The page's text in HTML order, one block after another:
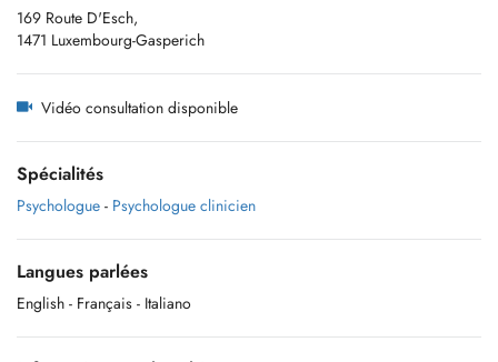
169 Route D'Esch,
1471 Luxembourg-Gasperich
Vidéo consultation disponible
Spécialités
Psychologue - Psychologue clinicien
Langues parlées
English - Français - Italiano